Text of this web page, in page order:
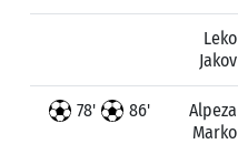
Leko
Jakov
78' 86'
Alpeza
Marko